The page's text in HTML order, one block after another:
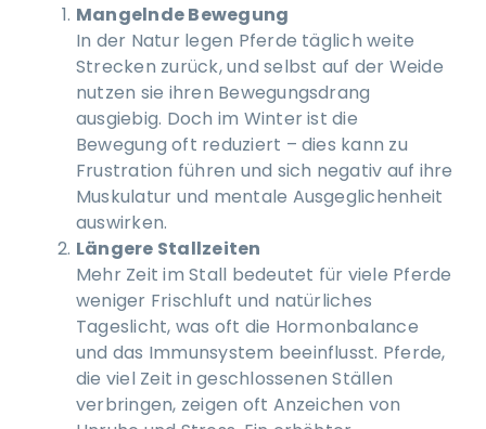
Mangelnde Bewegung
In der Natur legen Pferde täglich weite
Strecken zurück, und selbst auf der Weide
nutzen sie ihren Bewegungsdrang
ausgiebig. Doch im Winter ist die
Bewegung oft reduziert – dies kann zu
Frustration führen und sich negativ auf ihre
Muskulatur und mentale Ausgeglichenheit
auswirken.
Längere Stallzeiten
Mehr Zeit im Stall bedeutet für viele Pferde
weniger Frischluft und natürliches
Tageslicht, was oft die Hormonbalance
und das Immunsystem beeinflusst. Pferde,
die viel Zeit in geschlossenen Ställen
verbringen, zeigen oft Anzeichen von